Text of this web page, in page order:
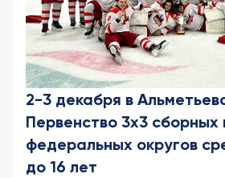
2-3 декабря в
Первенство 3х3 сборных
федеральных округов
до 16 лет